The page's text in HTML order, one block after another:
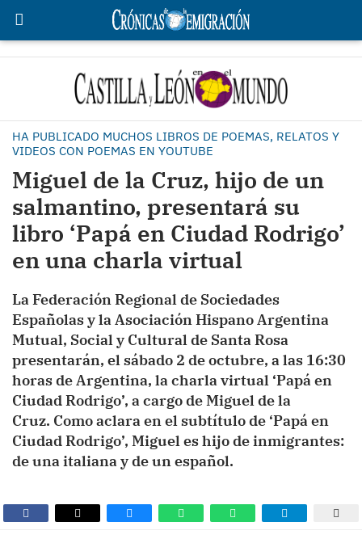
HA PUBLICADO MUCHOS LIBROS DE POEMAS, RELATOS Y
VIDEOS CON POEMAS EN YOUTUBE
Miguel de la Cruz, hijo de un
salmantino, presentará su
libro ‘Papá en Ciudad Rodrigo’
en una charla virtual
La Federación Regional de Sociedades
Españolas y la Asociación Hispano Argentina
Mutual, Social y Cultural de Santa Rosa
presentarán, el sábado 2 de octubre, a las 16:30
horas de Argentina, la charla virtual ‘Papá en
Ciudad Rodrigo’, a cargo de Miguel de la
Cruz. Como aclara en el subtítulo de ‘Papá en
Ciudad Rodrigo’, Miguel es hijo de inmigrantes:
de una italiana y de un español.